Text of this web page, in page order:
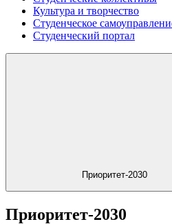
Культура и творчество
Студенческое
Студенческий портал
Приоритет-2030
Приоритет-2030